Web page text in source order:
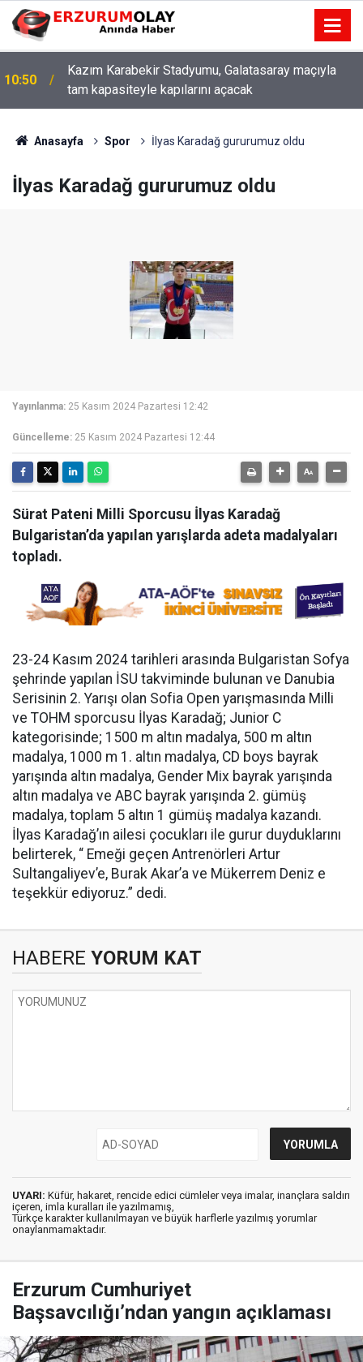
10:50
Kazım Karabekir Stadyumu, Galatasaray maçıyla
tam kapasiteyle kapılarını açacak
Anasayfa Spor İlyas Karadağ gururumuz oldu
İlyas Karadağ gururumuz oldu
Yayınlanma: 25 Kasım 2024 Pazartesi 12:42
Güncelleme: 25 Kasım 2024 Pazartesi 12:44
Sürat Pateni Milli Sporcusu İlyas Karadağ
Bulgaristan’da yapılan yarışlarda adeta madalyaları
topladı.
23-24 Kasım 2024 tarihleri arasında Bulgaristan Sofya
şehrinde yapılan İSU takviminde bulunan ve Danubia
Serisinin 2. Yarışı olan Sofia Open yarışmasında Milli
ve TOHM sporcusu İlyas Karadağ; Junior C
kategorisinde; 1500 m altın madalya, 500 m altın
madalya, 1000 m 1. altın madalya, CD boys bayrak
yarışında altın madalya, Gender Mix bayrak yarışında
altın madalya ve ABC bayrak yarışında 2. gümüş
madalya, toplam 5 altın 1 gümüş madalya kazandı.
İlyas Karadağ’ın ailesi çocukları ile gurur duyduklarını
belirterek, “ Emeği geçen Antrenörleri Artur
Sultangaliyev’e, Burak Akar’a ve Mükerrem Deniz e
teşekkür ediyoruz.” dedi.
HABERE YORUM KAT
UYARI: Küfür, hakaret, rencide edici cümleler veya imalar, inançlara saldırı
içeren, imla kuralları ile yazılmamış,
Türkçe karakter kullanılmayan ve büyük harflerle yazılmış yorumlar
onaylanmamaktadır.
Erzurum Cumhuriyet
Başsavcılığı’ndan yangın açıklaması